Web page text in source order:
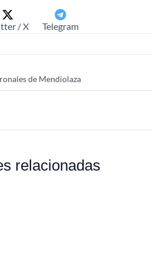
/ X Telegram
de Mendiolaza
relacionadas